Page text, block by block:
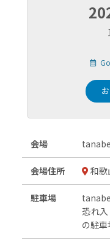
会場
会場住所 和
駐車場
恐れ
の駐車